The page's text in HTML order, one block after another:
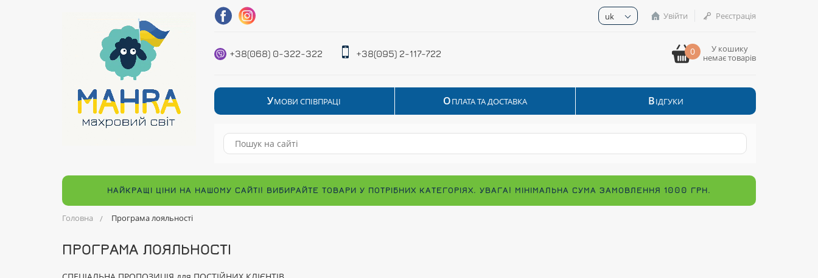
uk Увійти Реєстрація
+38(068) 0-322-322 +38(095) 2-117-722 0
У кошику
немає товарів
УМОВИ СПІВПРАЦІ ОПЛАТА ТА ДОСТАВКА ВІДГУКИ
НАЙКРАЩІ ЦІНИ НА НАШОМУ САЙТІ! ВИБИРАЙТЕ ТОВАРИ У ПОТРІБНИХ КАТЕГОРІЯХ. УВАГА! МІНІМАЛЬНА СУМА ЗАМОВЛЕННЯ 1000 ГРН.
Головна Програма лояльності
ПРОГРАМА ЛОЯЛЬНОСТІ